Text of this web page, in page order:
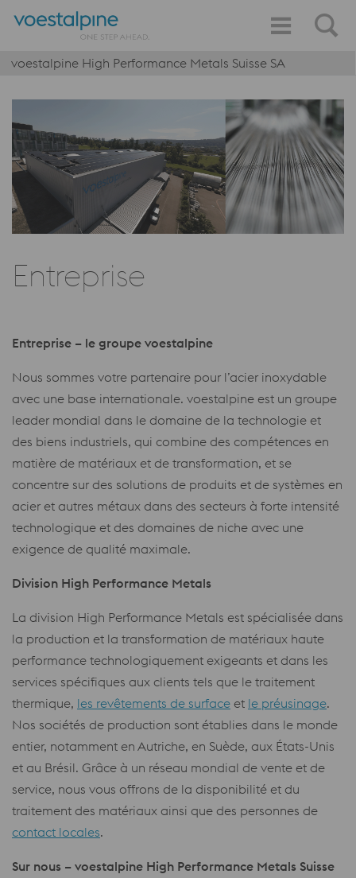
voestalpine High Performance Metals Suisse SA
Entreprise
Entreprise – le groupe voestalpine
Nous sommes votre partenaire pour l’acier inoxydable
avec une base internationale. voestalpine est un groupe
leader mondial dans le domaine de la technologie et
des biens industriels, qui combine des compétences en
matière de matériaux et de transformation, et se
concentre sur des solutions de produits et de systèmes en
acier et autres métaux dans des secteurs à forte intensité
technologique et des domaines de niche avec une
exigence de qualité maximale.
Division High Performance Metals
La division High Performance Metals est spécialisée dans
la production et la transformation de matériaux haute
performance technologiquement exigeants et dans les
services spécifiques aux clients tels que le traitement
thermique, les revêtements de surface et le préusinage.
Nos sociétés de production sont établies dans le monde
entier, notamment en Autriche, en Suède, aux États-Unis
et au Brésil. Grâce à un réseau mondial de vente et de
service, nous vous offrons de la disponibilité et du
traitement des matériaux ainsi que des personnes de
contact locales.
Sur nous – voestalpine High Performance Metals Suisse